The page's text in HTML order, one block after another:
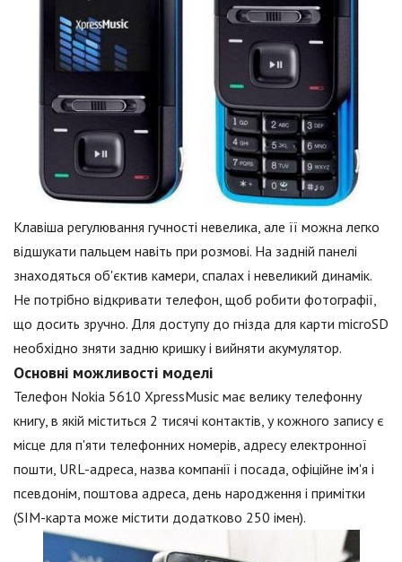
Клавіша регулювання гучності невелика, але її можна легко
відшукати пальцем навіть при розмові. На задній панелі
знаходяться об'єктив камери, спалах і невеликий динамік.
Не потрібно відкривати телефон, щоб робити фотографії,
що досить зручно. Для доступу до гнізда для карти microSD
необхідно зняти задню кришку і вийняти акумулятор.
Основні можливості моделі
Телефон Nokia 5610 XpressMusic має велику телефонну
книгу, в якій міститься 2 тисячі контактів, у кожного запису є
місце для п'яти телефонних номерів, адресу електронної
пошти, URL-адреса, назва компанії і посада, офіційне ім'я і
псевдонім, поштова адреса, день народження і примітки
(SIM-карта може містити додатково 250 імен).